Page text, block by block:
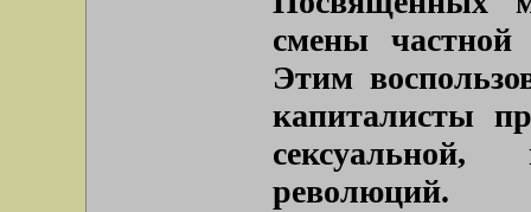
смены частной
Этим
капиталисты
революций.